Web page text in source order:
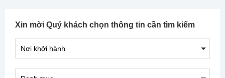
Xin mời Quý khách chọn thông tin cần tìm kiếm